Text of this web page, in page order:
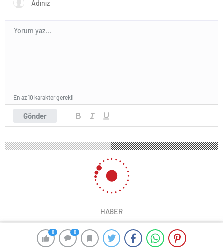
0 0
Gönder
En az 10 karakter gerekli
HABER